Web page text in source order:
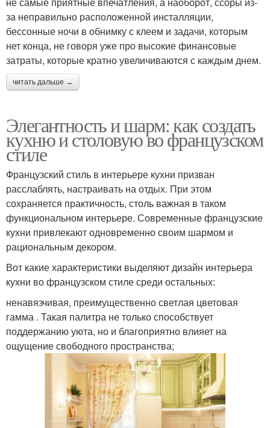
за неправильно расположенной инсталляции,
бессонные ночи в обнимку с клеем и задачи, которым
нет конца, не говоря уже про высокие финансовые
затраты, которые кратно увеличиваются с каждым днем.
читать дальше →
Элегантность и шарм: как создать
кухню и столовую во французском
стиле
Французский стиль в интерьере кухни призван
расслаблять, настраивать на отдых. При этом
сохраняется практичность, столь важная в таком
функциональном интерьере. Современные французские
кухни привлекают одновременно своим шармом и
рациональным декором.
Вот какие характеристики выделяют дизайн интерьера
кухни во французском стиле среди остальных:
ненавязчивая, преимущественно светлая цветовая
гамма . Такая палитра не только способствует
поддержанию уюта, но и благоприятно влияет на
ощущение свободного пространства;